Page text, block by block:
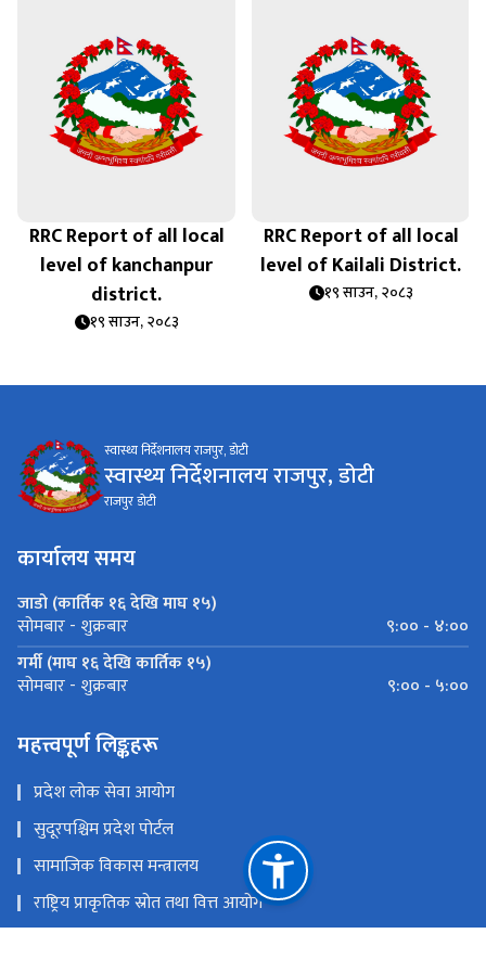
RRC Report of all local
level of kanchanpur
district.
१९ साउन, २०८३
RRC Report of all local
level of Kailali District.
१९ साउन, २०८३
स्वास्थ्य निर्देशनालय राजपुर, डोटी
स्वास्थ्य निर्देशनालय राजपुर, डोटी
राजपुर डोटी
कार्यालय समय
जाडो (कार्तिक १६ देखि माघ १५)
सोमबार - शुक्रबार
९:०० - ४:००
गर्मी (माघ १६ देखि कार्तिक १५)
सोमबार - शुक्रबार ९:०० - ५:००
महत्त्वपूर्ण लिङ्कहरू
प्रदेश लोक सेवा आयोग
सुदूरपश्चिम प्रदेश पोर्टल
सामाजिक विकास मन्त्रालय
राष्ट्रिय प्राकृतिक स्रोत तथा वित्त आयोग